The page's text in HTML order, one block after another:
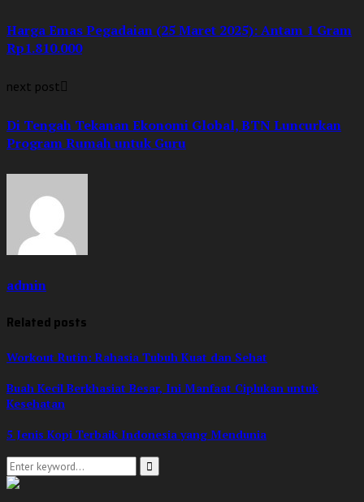
Harga Emas Pegadaian (25 Maret 2025): Antam 1 Gram
Rp1.810.000
next post
Di Tengah Tekanan Ekonomi Global, BTN Luncurkan
Program Rumah untuk Guru
admin
Related posts
Workout Rutin: Rahasia Tubuh Kuat dan Sehat
Buah Kecil Berkhasiat Besar, Ini Manfaat Ciplukan untuk
Kesehatan
5 Jenis Kopi Terbaik Indonesia yang Mendunia
Search
for:
Search